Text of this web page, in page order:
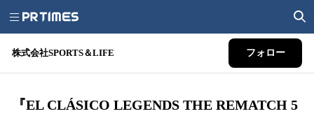
株式会社SPORTS＆LIFE フォロー
『EL CLÁSICO LEGENDS THE REMATCH 5